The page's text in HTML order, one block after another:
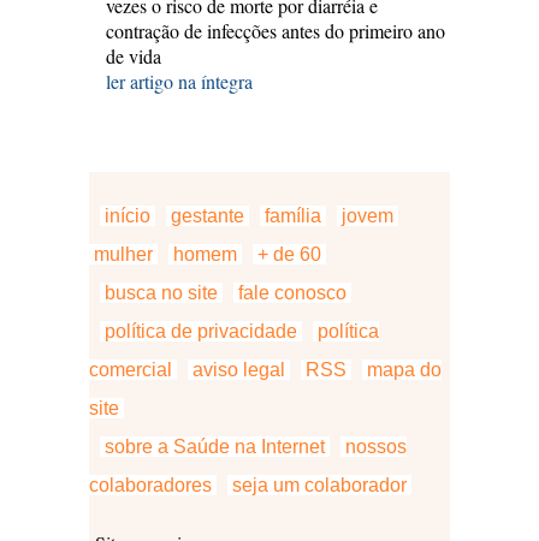
vezes o risco de morte por diarréia e
contração de infecções antes do primeiro ano
de vida
ler artigo na íntegra
início gestante família
jovem
mulher
homem
+ de 60
busca no site
fale conosco
política de privacidade
política
comercial
aviso legal RSS
mapa do
site
sobre a Saúde na Internet
nossos
colaboradores
seja um colaborador